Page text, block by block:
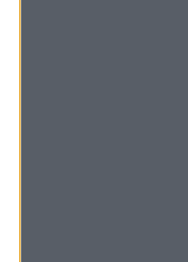
Τεχνητή
το 30,4% του
για να
από τους